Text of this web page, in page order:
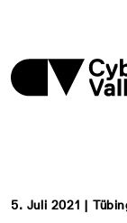
5. Juli 2021 |